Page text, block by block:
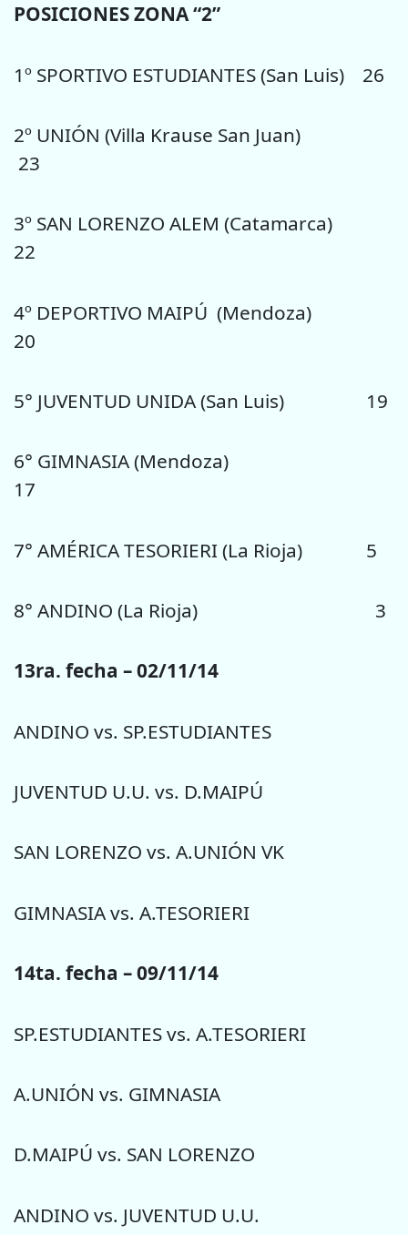
POSICIONES ZONA “2”
1º SPORTIVO ESTUDIANTES (San Luis) 26
2º UNIÓN (Villa Krause San Juan)
23
3º SAN LORENZO ALEM (Catamarca)
22
4º DEPORTIVO MAIPÚ (Mendoza)
20
5° JUVENTUD UNIDA (San Luis) 19
6° GIMNASIA (Mendoza)
17
7° AMÉRICA TESORIERI (La Rioja) 5
8° ANDINO (La Rioja) 3
13ra. fecha – 02/11/14
ANDINO vs. SP.ESTUDIANTES
JUVENTUD U.U. vs. D.MAIPÚ
SAN LORENZO vs. A.UNIÓN VK
GIMNASIA vs. A.TESORIERI
14ta. fecha – 09/11/14
SP.ESTUDIANTES vs. A.TESORIERI
A.UNIÓN vs. GIMNASIA
D.MAIPÚ vs. SAN LORENZO
ANDINO vs. JUVENTUD U.U.